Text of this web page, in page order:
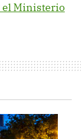
el Ministerio